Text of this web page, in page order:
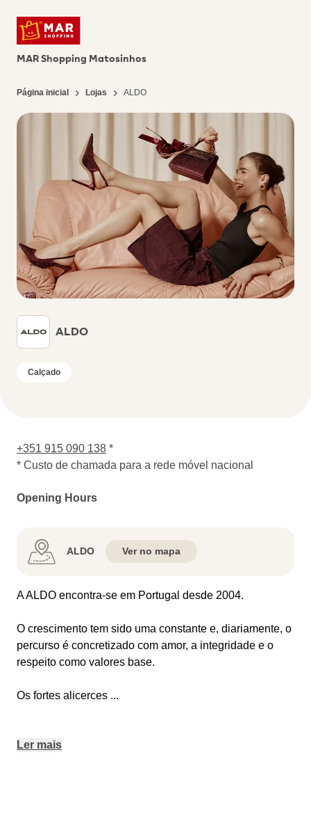
MAR Shopping Matosinhos
Página inicial Lojas ALDO
ALDO
Calçado
+351 915 090 138 *
* Custo de chamada para a rede móvel nacional
Opening Hours
ALDO Ver no mapa
A ALDO encontra-se em Portugal desde 2004.
O crescimento tem sido uma constante e, diariamente, o
percurso é concretizado com amor, a integridade e o
respeito como valores base.
Os fortes alicerces ...
Ler mais